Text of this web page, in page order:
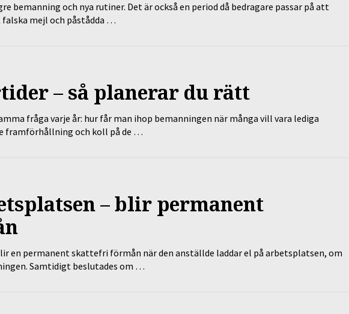
bemanning och nya rutiner. Det är också en period då bedragare passar på att
mejl och påstådda …
– så planerar du rätt
fråga varje år: hur får man ihop bemanningen när många vill vara lediga
framförhållning och koll på de …
– blir permanent
en permanent skattefri förmån när den anställde laddar el på arbetsplatsen, om
Samtidigt beslutades om …